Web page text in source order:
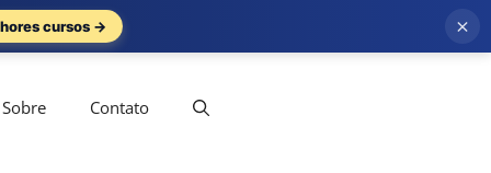
Sobre Contato
cursos → ×